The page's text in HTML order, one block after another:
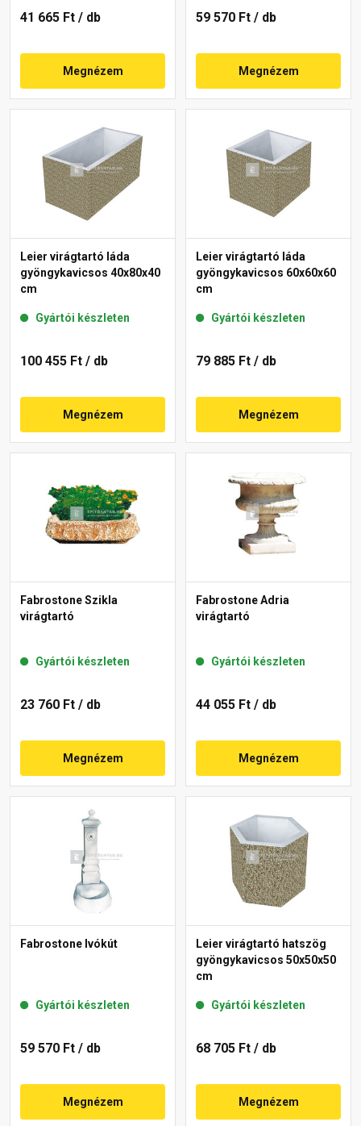
41 665 Ft / db
Megnézem
59 570 Ft / db
Megnézem
Leier virágtartó láda
gyöngykavicsos 40x80x40
cm
Gyártói készleten
100 455 Ft / db
Megnézem
Leier virágtartó láda
gyöngykavicsos 60x60x60
cm
Gyártói készleten
79 885 Ft / db
Megnézem
Fabrostone Szikla
virágtartó
Gyártói készleten
23 760 Ft / db
Megnézem
Fabrostone Adria
virágtartó
Gyártói készleten
44 055 Ft / db
Megnézem
Fabrostone Ivókút
Gyártói készleten
59 570 Ft / db
Megnézem
Leier virágtartó hatszög
gyöngykavicsos 50x50x50
cm
Gyártói készleten
68 705 Ft / db
Megnézem